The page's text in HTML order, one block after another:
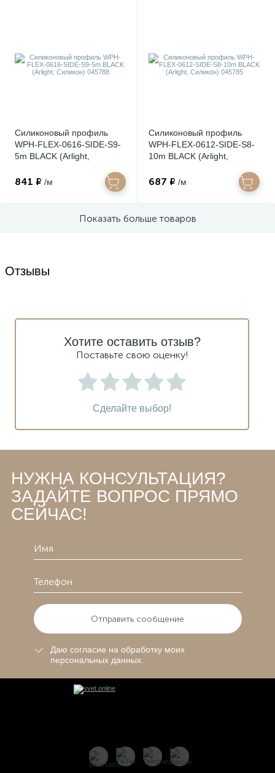
Силиконовый профиль
WPH-FLEX-0616-SIDE-S9-
5m BLACK (Arlight,
841 ₽ /м
Силиконовый профиль
WPH-FLEX-0612-SIDE-S8-
10m BLACK (Arlight,
687 ₽ /м
Показать больше товаров
Отзывы
Хотите оставить отзыв?
Поставьте свою оценку!
Сделайте выбор!
НУЖНА КОНСУЛЬТАЦИЯ?
ЗАДАЙТЕ ВОПРОС ПРЯМО
СЕЙЧАС!
Отправить сообщение
Даю согласие на обработку моих
персональных данных.